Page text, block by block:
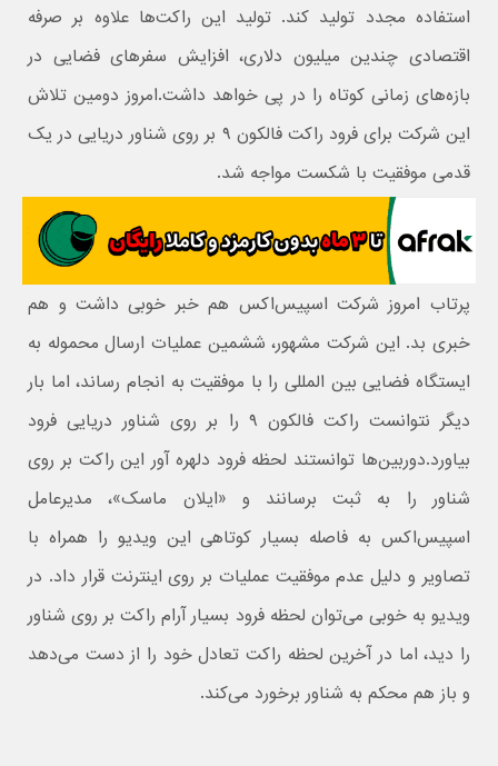
استفاده مجدد تولید کند. تولید این راکت‌ها علاوه بر صرفه
اقتصادی چندین میلیون دلاری، افزایش سفرهای فضایی در
بازه‌‌های زمانی کوتاه را در پی خواهد داشت.امروز دومین تلاش
این شرکت برای فرود راکت فالکون ۹ بر روی شناور دریایی در یک
قدمی موفقیت با شکست مواجه شد.
پرتاب امروز شرکت اسپیس‌اکس هم خبر خوبی داشت و هم
خبری بد. این شرکت مشهور، ششمین عملیات ارسال محموله به
ایستگاه فضایی بین المللی را با موفقیت به انجام رساند، اما بار
دیگر نتوانست راکت فالکون ۹ را بر روی شناور دریایی فرود
بیاورد.دوربین‌ها توانستند لحظه فرود دلهره آور این راکت بر روی
شناور را به ثبت برسانند و «ایلان ماسک»، مدیرعامل
اسپیس‌اکس به فاصله بسیار کوتاهی این ویدیو را همراه با
تصاویر و دلیل عدم موفقیت عملیات بر روی اینترنت قرار داد. در
ویدیو به خوبی می‌توان لحظه فرود بسیار آرام راکت بر روی شناور
را دید، اما در آخرین لحظه راکت تعادل خود را از دست می‌دهد
و باز هم محکم به شناور برخورد می‌کند.